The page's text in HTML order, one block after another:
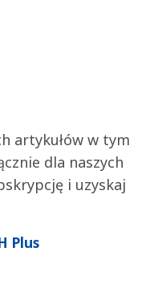
artykułów w tym
dla naszych
i uzyskaj
Plus